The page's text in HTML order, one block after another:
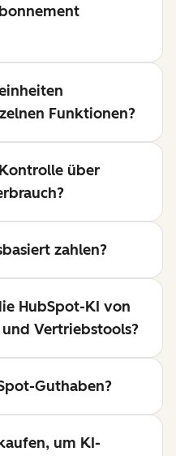
Funktionen?
über
zahlen?
HubSpot-KI von
Vertriebstools?
Guthaben?
um KI-